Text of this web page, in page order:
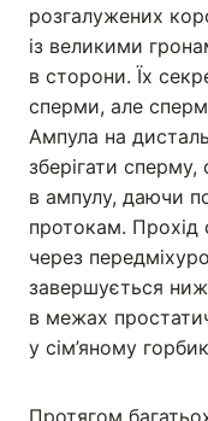
розгалужених
із великими
в сторони. Їх
сперми, але
Ампула на
зберігати сперму,
в ампулу, даючи
протокам. Прохід
через
завершується
в межах
у сім’яному